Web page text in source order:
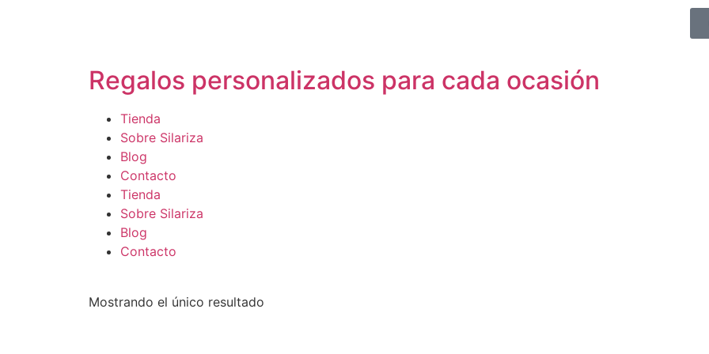
Regalos personalizados para cada ocasión
Tienda
Sobre Silariza
Blog
Contacto
Tienda
Sobre Silariza
Blog
Contacto
Mostrando el único resultado